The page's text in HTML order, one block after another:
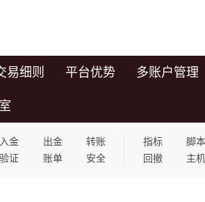
易细则 平台优势 多账户管理
入金 出金
转账
验证
账单 安全
指标 脚本
回撤
主机